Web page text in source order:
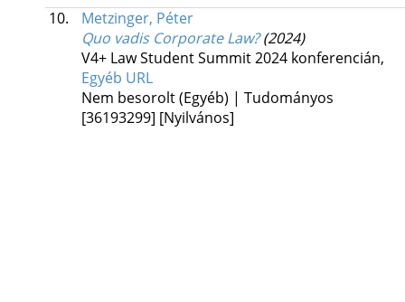
10.
Metzinger, Péter
Quo vadis Corporate Law? (2024)
V4+ Law Student Summit 2024 konferencián,
Egyéb URL
Nem besorolt (Egyéb) | Tudományos
[36193299] [Nyilvános]